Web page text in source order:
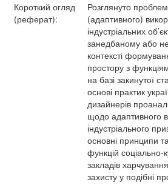
Короткий огляд
(реферат):
Розглянуто
(адаптивного)
індустріальних
занедбаному або
контексті
простору з
на базі закинутої
основі практик
дизайнерів
щодо адаптивного
індустріального
основні принципи
функцій соціально-
закладів
захисту у подібні